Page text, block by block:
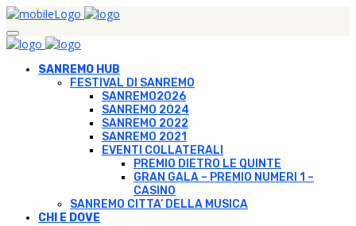
SANREMO HUB
FESTIVAL DI SANREMO
SANREMO2026
SANREMO 2024
SANREMO 2022
SANREMO 2021
EVENTI COLLATERALI
PREMIO DIETRO LE QUINTE
GRAN GALA – PREMIO NUMERI 1 –
CASINO
SANREMO CITTA’ DELLA MUSICA
CHI E DOVE